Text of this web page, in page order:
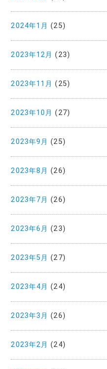
2024年1月 (25)
2023年12月 (23)
2023年11月 (25)
2023年10月 (27)
2023年9月 (25)
2023年8月 (26)
2023年7月 (26)
2023年6月 (23)
2023年5月 (27)
2023年4月 (24)
2023年3月 (26)
2023年2月 (24)